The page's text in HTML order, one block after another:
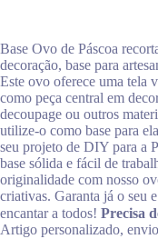
Base Ovo de Páscoa
decoração, base para
Este ovo oferece uma tela
como peça central em
decoupage ou outros
utilize-o como base para
seu projeto de DIY para a
base sólida e fácil de
originalidade com nosso
criativas. Garanta já o seu
encantar a todos! Precisa
Artigo personalizado,